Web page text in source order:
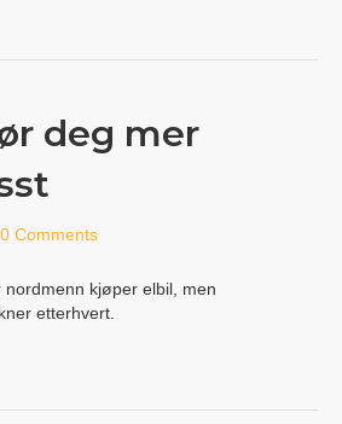
deg mer
0 Comments
kjøper elbil, men
etterhvert.